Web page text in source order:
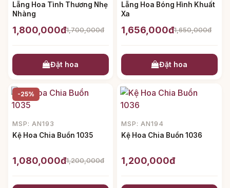
Lẵng Hoa Tình Thương Nhẹ
Nhàng
1,800,000đ1,700,000đ
Đặt hoa
Lẵng Hoa Bóng Hình Khuất
Xa
1,656,000đ1,650,000đ
Đặt hoa
-25%
MSP: AN193
Kệ Hoa Chia Buồn 1035
1,080,000đ1,200,000đ
MSP: AN194
Kệ Hoa Chia Buồn 1036
1,200,000đ